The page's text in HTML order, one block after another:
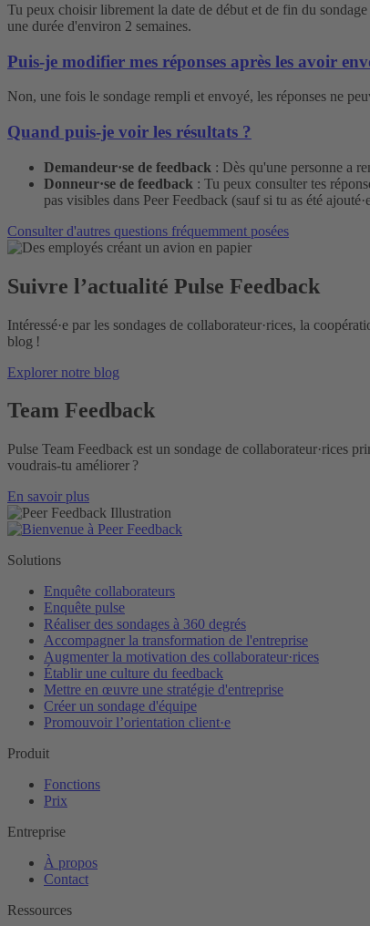
Tu peux choisir librement la date de début et de fin du
une durée d'environ 2 semaines.
Puis-je modifier mes réponses après les avoir
Non, une fois le sondage rempli et envoyé, les réponses ne
Quand puis-je voir les résultats ?
Demandeur·se de feedback : Dès qu'une personne a
Donneur·se de feedback : Tu peux consulter tes
pas visibles dans Peer Feedback (sauf si tu as été
Consulter d'autres questions fréquemment posées
Suivre l’actualité Pulse Feedback
Intéressé·e par les sondages de collaborateur·rices, la
blog !
Explorer notre blog
Team Feedback
Pulse Team Feedback est un sondage de collaborateur·rices
voudrais-tu améliorer ?
En savoir plus
Solutions
Enquête collaborateurs
Enquête pulse
Réaliser des sondages à 360 degrés
Accompagner la transformation de l'entreprise
Augmenter la motivation des collaborateur·rices
Établir une culture du feedback
Mettre en œuvre une stratégie d'entreprise
Créer un sondage d'équipe
Promouvoir l’orientation client·e
Produit
Fonctions
Prix
Entreprise
À propos
Contact
Ressources